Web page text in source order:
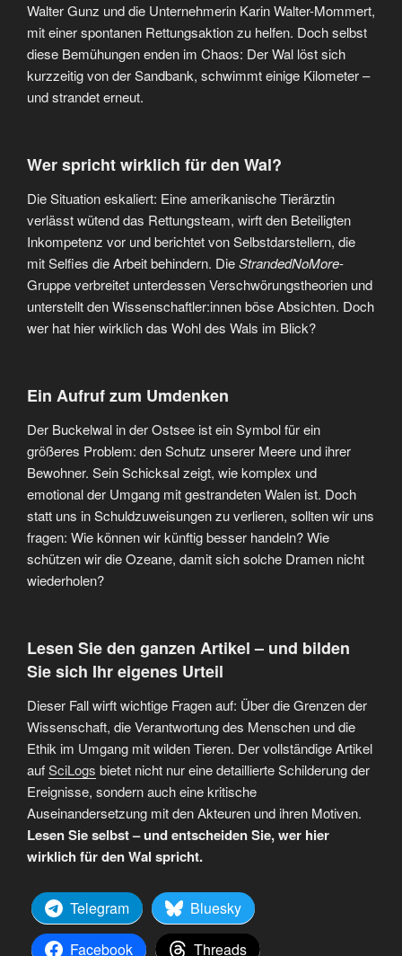
Walter Gunz und die Unternehmerin Karin Walter-Mommert,
mit einer spontanen Rettungsaktion zu helfen. Doch selbst
diese Bemühungen enden im Chaos: Der Wal löst sich
kurzzeitig von der Sandbank, schwimmt einige Kilometer –
und strandet erneut.
Wer spricht wirklich für den Wal?
Die Situation eskaliert: Eine amerikanische Tierärztin
verlässt wütend das Rettungsteam, wirft den Beteiligten
Inkompetenz vor und berichtet von Selbstdarstellern, die
mit Selfies die Arbeit behindern. DieStrandedNoMore-
Gruppe verbreitet unterdessen Verschwörungstheorien und
unterstellt den Wissenschaftler:innen böse Absichten. Doch
wer hat hier wirklich das Wohl des Wals im Blick?
Ein Aufruf zum Umdenken
Der Buckelwal in der Ostsee ist ein Symbol für ein
größeres Problem: den Schutz unserer Meere und ihrer
Bewohner. Sein Schicksal zeigt, wie komplex und
emotional der Umgang mit gestrandeten Walen ist. Doch
statt uns in Schuldzuweisungen zu verlieren, sollten wir uns
fragen: Wie können wir künftig besser handeln? Wie
schützen wir die Ozeane, damit sich solche Dramen nicht
wiederholen?
Lesen Sie den ganzen Artikel – und bilden
Sie sich Ihr eigenes Urteil
Dieser Fall wirft wichtige Fragen auf: Über die Grenzen der
Wissenschaft, die Verantwortung des Menschen und die
Ethik im Umgang mit wilden Tieren. Der vollständige Artikel
aufSciLogs bietet nicht nur eine detaillierte Schilderung der
Ereignisse, sondern auch eine kritische
Auseinandersetzung mit den Akteuren und ihren Motiven.
Lesen Sie selbst – und entscheiden Sie, wer hier
wirklich für den Wal spricht.
Telegram
Bluesky
Facebook
Threads